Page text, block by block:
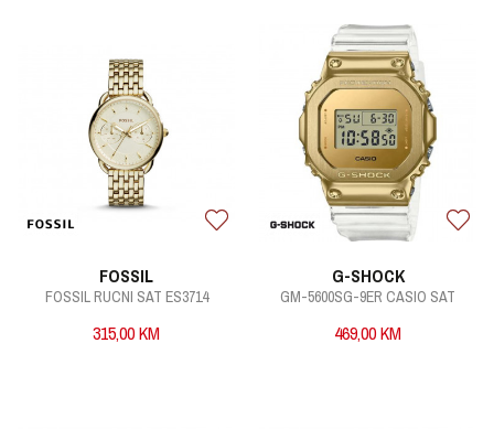
FOSSIL
FOSSIL RUCNI SAT ES3714
315,00KM
G-SHOCK
GM-5600SG-9ER CASIO SAT
469,00KM